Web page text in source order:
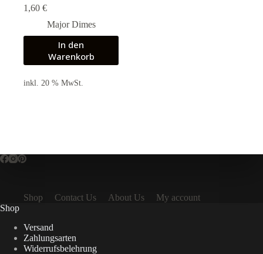
1,60 €
Major Dimes
In den
Warenkorb
inkl. 20 % MwSt.
Shop Contact Us About Us
My account
Shop
Versand
Zahlungsarten
Widerrufsbelehrung